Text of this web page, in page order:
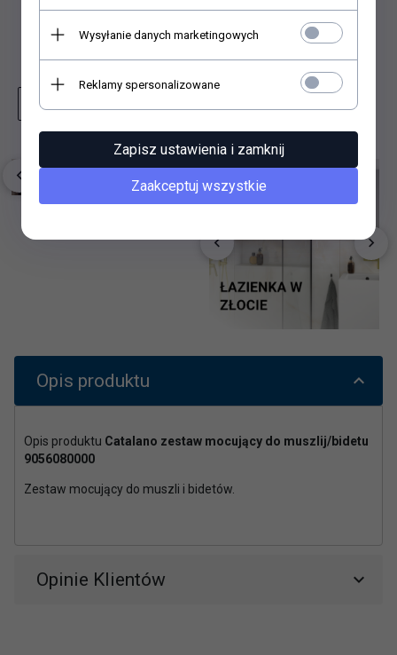
Dodaj do schowka
Opis produktu
Opis produktu Catalano zestaw mocujący do muszlij/bidetu
9056080000
Zestaw mocujący do muszli i bidetów.
Opinie Klientów
Wysyłanie danych marketingowych
Reklamy spersonalizowane
Zapisz ustawienia i zamknij
Zaakceptuj wszystkie